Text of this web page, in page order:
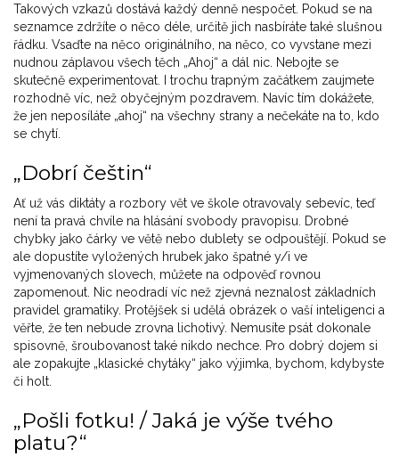
Takových vzkazů dostává každý denně nespočet. Pokud se na
seznamce zdržíte o něco déle, určitě jich nasbíráte také slušnou
řádku. Vsaďte na něco originálního, na něco, co vyvstane mezi
nudnou záplavou všech těch „Ahoj“ a dál nic. Nebojte se
skutečně experimentovat. I trochu trapným začátkem zaujmete
rozhodně víc, než obyčejným pozdravem. Navíc tím dokážete,
že jen neposíláte „ahoj“ na všechny strany a nečekáte na to, kdo
se chytí.
„Dobrí češtin“
Ať už vás diktáty a rozbory vět ve škole otravovaly sebevíc, teď
není ta pravá chvíle na hlásání svobody pravopisu. Drobné
chybky jako čárky ve větě nebo dublety se odpouštějí. Pokud se
ale dopustíte vyložených hrubek jako špatné y/i ve
vyjmenovaných slovech, můžete na odpověď rovnou
zapomenout. Nic neodradí víc než zjevná neznalost základních
pravidel gramatiky. Protějšek si udělá obrázek o vaší inteligenci a
věřte, že ten nebude zrovna lichotivý. Nemusíte psát dokonale
spisovně, šroubovanost také nikdo nechce. Pro dobrý dojem si
ale zopakujte „klasické chytáky“ jako výjimka, bychom, kdybyste
či holt.
„Pošli fotku! / Jaká je výše tvého
platu?“